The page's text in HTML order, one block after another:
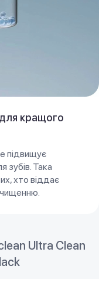
кращого
підвищує
зубів. Така
хто віддає
Ultra Clean